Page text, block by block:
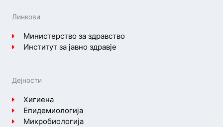
Линкови
Министерство за здравство
Институт за јавно здравје
Дејности
Хигиена
Епидемиологија
Микробиологија